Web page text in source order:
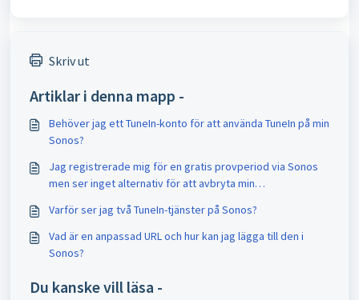
Skriv ut
Artiklar i denna mapp -
Behöver jag ett TuneIn-konto för att använda TuneIn på min
Sonos?
Jag registrerade mig för en gratis provperiod via Sonos
men ser inget alternativ för att avbryta min
Varför ser jag två TuneIn-tjänster på Sonos?
Vad är en anpassad URL och hur kan jag lägga till den i
Sonos?
Du kanske vill läsa -